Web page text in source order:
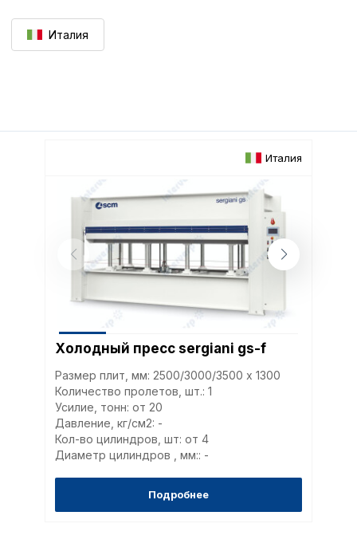
Италия
Италия
Холодный пресс sergiani gs-f
Размер плит, мм: 2500/3000/3500 х 1300
Количество пролетов, шт.: 1
Усилие, тонн: от 20
Давление, кг/см2: -
Кол-во цилиндров, шт: от 4
Диаметр цилиндров , мм:: -
Подробнее